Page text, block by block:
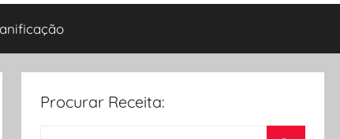
Procurar Receita:
Pesquisar